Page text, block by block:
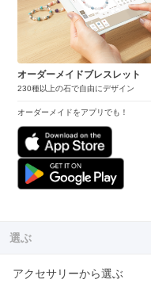
オーダーメイドブレスレット
230種以上の石で自由にデザイン
オーダーメイドをアプリでも！
選ぶ
アクセサリーから選ぶ